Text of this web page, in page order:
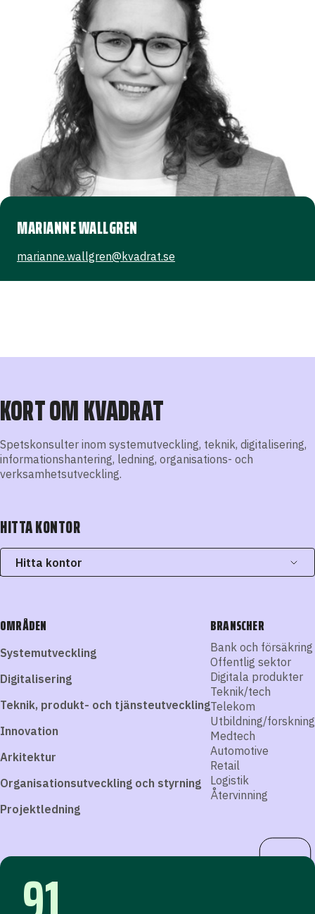
MARIANNE WALLGREN
marianne.wallgren@kvadrat.se
KORT OM KVADRAT
Spetskonsulter inom systemutveckling, teknik, digitalisering,
informationshantering, ledning, organisations- och
verksamhetsutveckling.
HITTA KONTOR
Hitta kontor
OMRÅDEN
Systemutveckling
Digitalisering
Teknik, produkt- och tjänsteutveckling
Innovation
Arkitektur
Organisationsutveckling och styrning
Projektledning
BRANSCHER
Bank och försäkring
Offentlig sektor
Digitala produkter
Teknik/tech
Telekom
Utbildning/forskning
Medtech
Automotive
Retail
Logistik
Återvinning